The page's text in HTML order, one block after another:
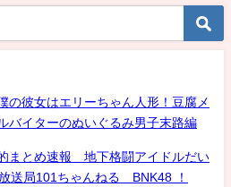
彼女はエリーちゃん人形！豆腐メ
バイターのぬいぐるみ男子末路編
まとめ速報 地下格闘アイドルだい
送局101ちゃんねる BNK48 ！